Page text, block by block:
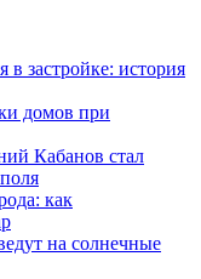
в застройке: история
домов при
Кабанов стал
как
на солнечные